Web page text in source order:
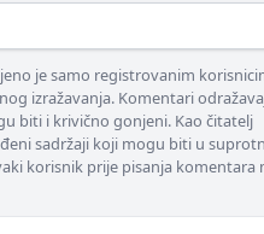
je samo registrovanim
izražavanja. Komentari
biti i krivično gonjeni. Kao čitatelj
sadržaji koji mogu biti u
korisnik prije pisanja komentara